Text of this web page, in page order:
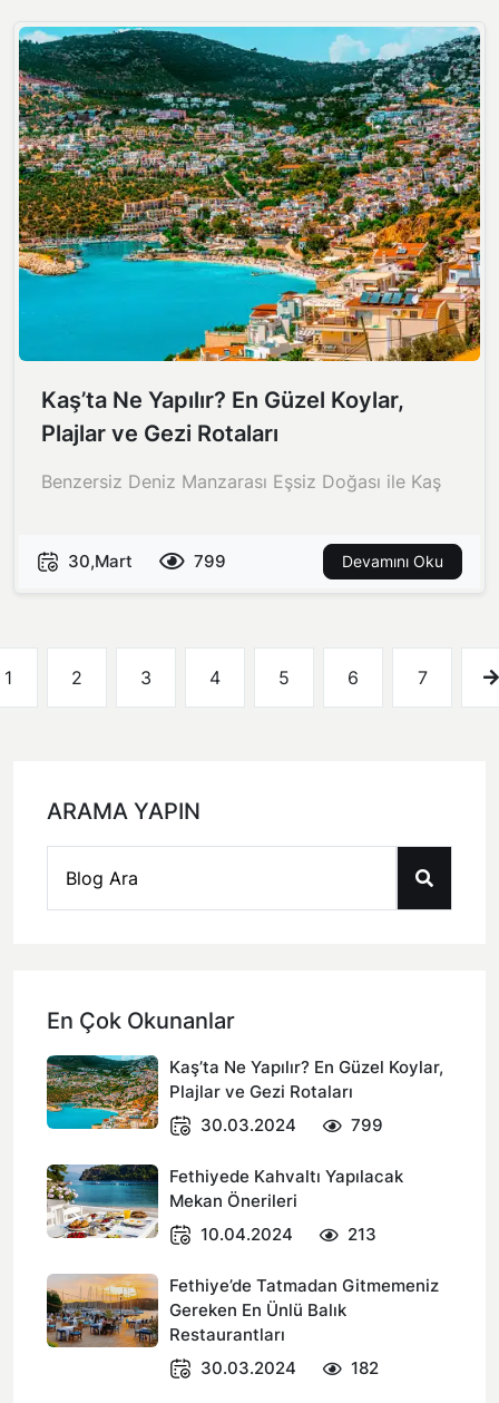
Kaş’ta Ne Yapılır? En Güzel Koylar,
Plajlar ve Gezi Rotaları
Benzersiz Deniz Manzarası Eşsiz Doğası ile Kaş
30,Mart 799 Devamını Oku
1 2 3 4 5 6 7
ARAMA YAPIN
En Çok Okunanlar
Kaş’ta Ne Yapılır? En Güzel Koylar,
Plajlar ve Gezi Rotaları
30.03.2024
799
Fethiyede Kahvaltı Yapılacak
Mekan Önerileri
10.04.2024
213
Fethiye’de Tatmadan Gitmemeniz
Gereken En Ünlü Balık
Restaurantları
30.03.2024
182